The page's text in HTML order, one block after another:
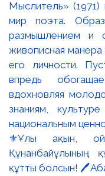
⚜️Ұлы ақын,
Құнанбайұлының
құтты болсын!